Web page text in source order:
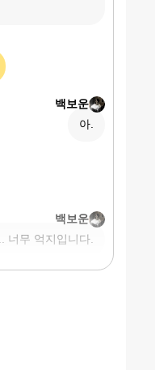
백보운
아.
백보운
.. 너무 억지입니다.